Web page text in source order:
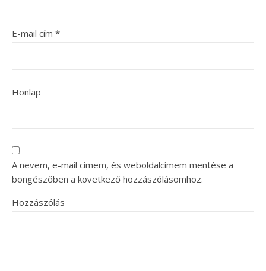
E-mail cím *
Honlap
A nevem, e-mail címem, és weboldalcímem mentése a
böngészőben a következő hozzászólásomhoz.
Hozzászólás